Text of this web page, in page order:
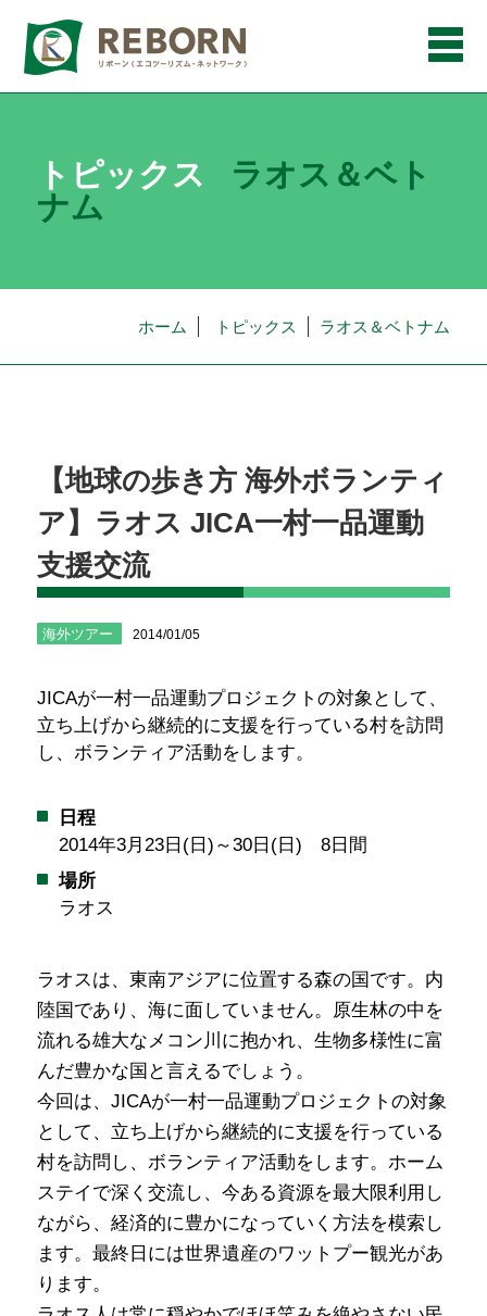
メ
トピックス
ラオス＆ベト
ナム
ホーム トピックス ラオス＆ベトナム
【地球の歩き方 海外ボランティ
ア】ラオス JICA一村一品運動
支援交流
海外ツアー 2014/01/05
JICAが一村一品運動プロジェクトの対象として、
立ち上げから継続的に支援を行っている村を訪問
し、ボランティア活動をします。
日程
2014年3月23日(日)～30日(日) 8日間
場所
ラオス
ラオスは、東南アジアに位置する森の国です。内
陸国であり、海に面していません。原生林の中を
流れる雄大なメコン川に抱かれ、生物多様性に富
んだ豊かな国と言えるでしょう。
今回は、JICAが一村一品運動プロジェクトの対象
として、立ち上げから継続的に支援を行っている
村を訪問し、ボランティア活動をします。ホーム
ステイで深く交流し、今ある資源を最大限利用し
ながら、経済的に豊かになっていく方法を模索し
ます。最終日には世界遺産のワットプー観光があ
ります。